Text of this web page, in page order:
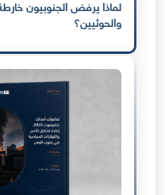
لماذا يرفض الجنوبيون
والحوثيين؟